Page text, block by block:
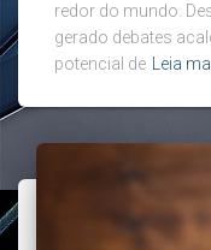
redor do mundo.
gerado debates
potencial de
Leia